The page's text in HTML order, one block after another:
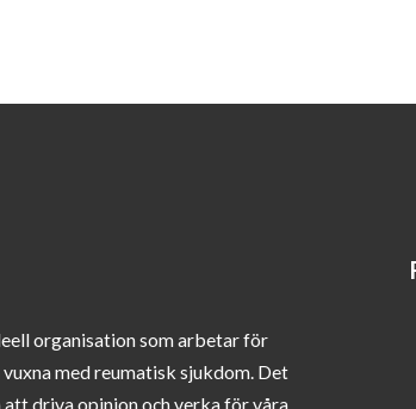
organisation som arbetar för
med reumatisk sjukdom. Det
driva opinion och verka för våra